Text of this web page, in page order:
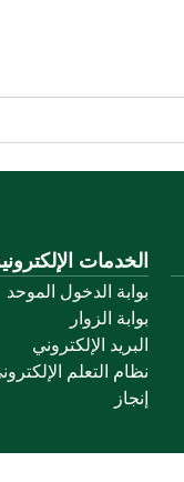
الخدمات
بوابة الدخول الموحد
بوابة الزوار
البريد الإلكتروني
نظام التعلم
إنجاز